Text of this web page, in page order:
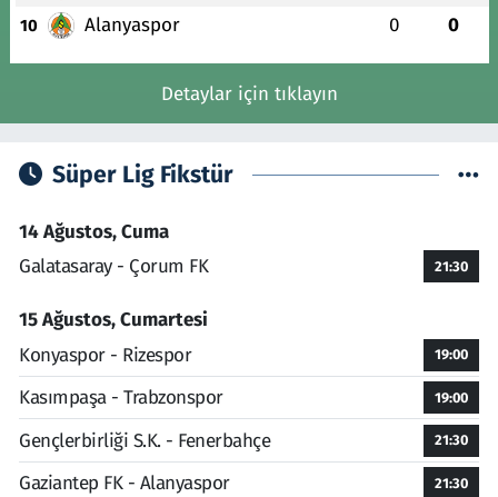
10 Alanyaspor 0 0
Detaylar için tıklayın
Süper Lig Fikstür
14 Ağustos, Cuma
Galatasaray - Çorum FK
21:30
15 Ağustos, Cumartesi
Konyaspor - Rizespor
19:00
Kasımpaşa - Trabzonspor 19:00
Gençlerbirliği S.K. - Fenerbahçe 21:30
Gaziantep FK - Alanyaspor 21:30